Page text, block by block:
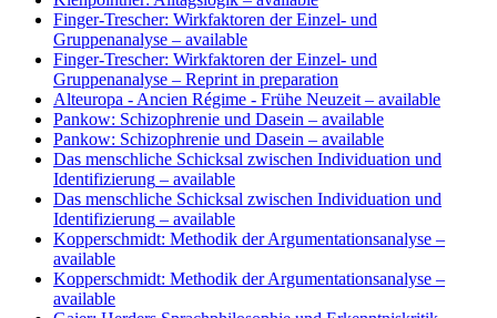
Finger-Trescher: Wirkfaktoren der Einzel- und
Gruppenanalyse – available
Finger-Trescher: Wirkfaktoren der Einzel- und
Gruppenanalyse – Reprint in preparation
Alteuropa - Ancien Régime - Frühe Neuzeit – available
Pankow: Schizophrenie und Dasein – available
Pankow: Schizophrenie und Dasein – available
Das menschliche Schicksal zwischen Individuation und
Identifizierung – available
Das menschliche Schicksal zwischen Individuation und
Identifizierung – available
Kopperschmidt: Methodik der Argumentationsanalyse –
available
Kopperschmidt: Methodik der Argumentationsanalyse –
available